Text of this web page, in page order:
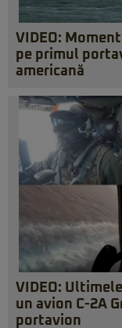
VIDEO:
pe primul
americană
VIDEO:
un avion C-2A
portavion